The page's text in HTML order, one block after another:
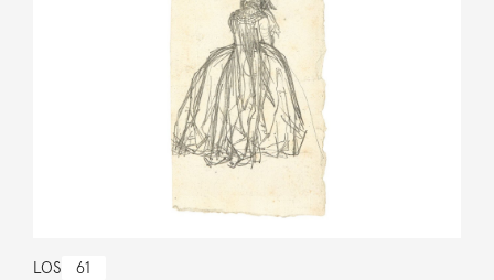
LOS 61